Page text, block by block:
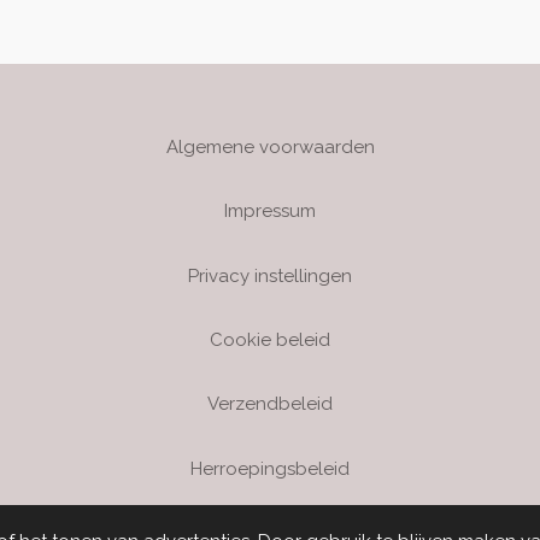
Algemene voorwaarden
Impressum
Privacy instellingen
Cookie beleid
Verzendbeleid
Herroepingsbeleid